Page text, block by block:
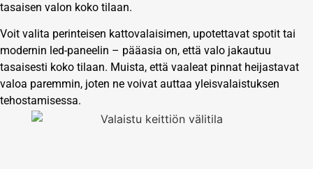
tasaisen valon koko tilaan.
Voit valita perinteisen kattovalaisimen, upotettavat spotit tai
modernin led-paneelin – pääasia on, että valo jakautuu
tasaisesti koko tilaan. Muista, että vaaleat pinnat heijastavat
valoa paremmin, joten ne voivat auttaa yleisvalaistuksen
tehostamisessa.